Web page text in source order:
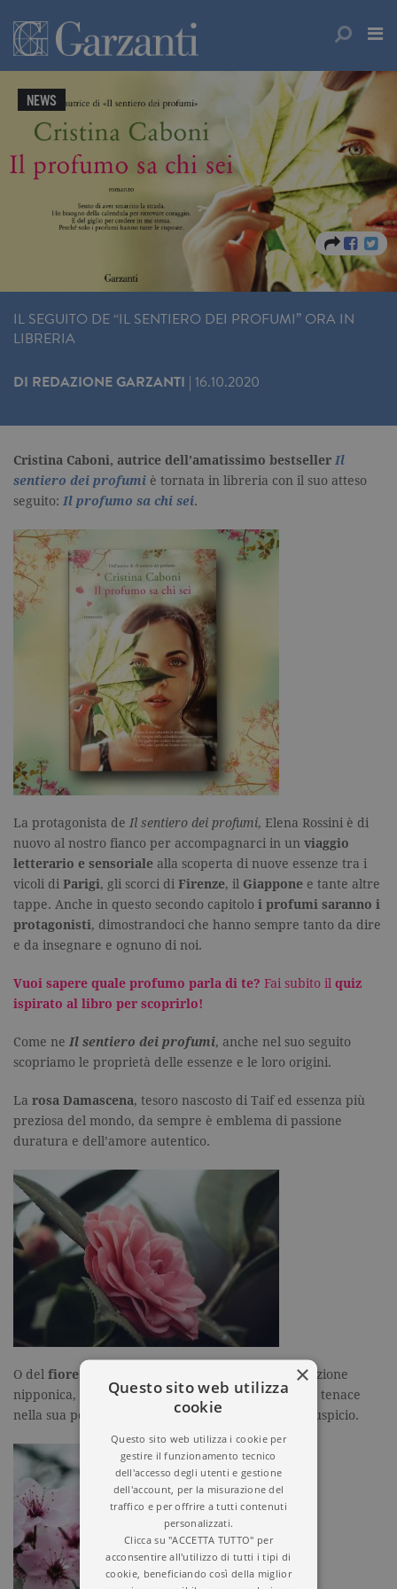
NEWS
IL SEGUITO DE “IL SENTIERO DEI PROFUMI” ORA IN
LIBRERIA
DI REDAZIONE GARZANTI | 16.10.2020
Cristina Caboni, autrice dell’amatissimo bestseller Il
sentiero dei profumi è tornata in libreria con il suo atteso
seguito: Il profumo sa chi sei.
La protagonista de Il sentiero dei profumi, Elena Rossini è di
nuovo al nostro fianco per accompagnarci in un viaggio
letterario e sensoriale alla scoperta di nuove essenze tra i
vicoli di Parigi, gli scorci di Firenze, il Giappone e tante altre
tappe. Anche in questo secondo capitolo i profumi saranno i
protagonisti, dimostrandoci che hanno sempre tanto da dire
e da insegnare e ognuno di noi.
Vuoi sapere quale profumo parla di te? Fai subito il quiz
ispirato al libro per scoprirlo!
Come ne Il sentiero dei profumi, anche nel suo seguito
scopriamo le proprietà delle essenze e le loro origini.
La rosa Damascena, tesoro nascosto di Taif ed essenza più
preziosa del mondo, da sempre è emblema di passione
duratura e dell’amore autentico.
O del fiore di ciliegio
, fortemente legato alla tradizione
nipponica, è delicato e fragile ma allo stesso tempo tenace
nella sua perfezione, simbolo di rinascita e buon auspicio.
×
Questo sito web utilizza
cookie
Questo sito web utilizza i cookie per
gestire il funzionamento tecnico
dell'accesso degli utenti e gestione
dell'account, per la misurazione del
traffico e per offrire a tutti contenuti
personalizzati.
Clicca su "ACCETTA TUTTO" per
acconsentire all'utilizzo di tutti i tipi di
cookie, beneficiando così della miglior